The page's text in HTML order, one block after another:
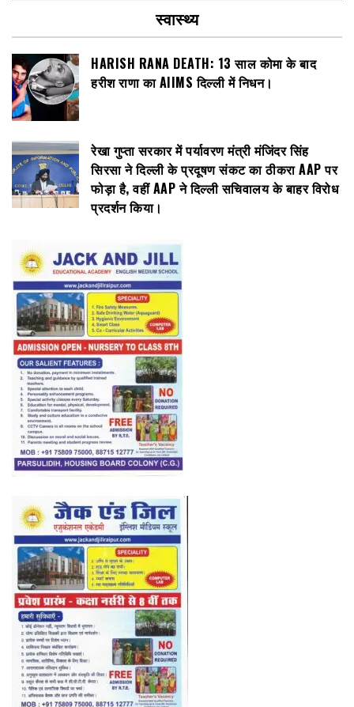
स्वास्थ्य
HARISH RANA DEATH: 13 साल कोमा के बाद
हरीश राणा का AIIMS दिल्ली में निधन।
रेखा गुप्ता सरकार में पर्यावरण मंत्री मंजिंदर सिंह
सिरसा ने दिल्ली के प्रदूषण संकट का ठीकरा AAP पर
फोड़ा है, वहीं AAP ने दिल्ली सचिवालय के बाहर विरोध
प्रदर्शन किया।